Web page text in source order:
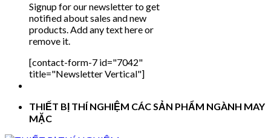
Signup for our newsletter to get
notified about sales and new
products. Add any text here or
remove it.
[contact-form-7 id="7042"
title="Newsletter Vertical"]
THIẾT BỊ THÍ NGHIỆM CÁC SẢN PHẨM NGÀNH MAY
MẶC